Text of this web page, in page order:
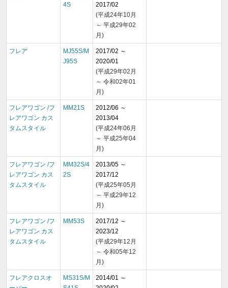
4S
2017/02
(平成24年10月
～ 平成29年02
月)
フレア
MJ55S/M
J95S
2017/02 ～
2020/01
(平成29年02月
～ 令和02年01
月)
フレアワゴン /フ
レアワゴン カス
タムスタイル
MM21S
2012/06 ～
2013/04
(平成24年06月
～ 平成25年04
月)
フレアワゴン /フ
レアワゴン カス
タムスタイル
MM32S/4
2S
2013/05 ～
2017/12
(平成25年05月
～ 平成29年12
月)
フレアワゴン /フ
レアワゴン カス
タムスタイル
MM53S
2017/12 ～
2023/12
(平成29年12月
～ 令和05年12
月)
フレアクロスオ
MS31S/M
2014/01 ～